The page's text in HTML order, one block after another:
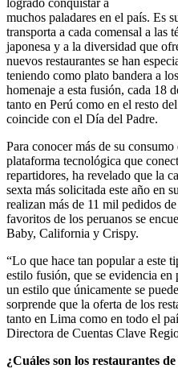
logrado conquistar a
muchos paladares en el país. Es
transporta a cada comensal a las
japonesa y a la diversidad que
nuevos restaurantes se han
teniendo como plato bandera a
homenaje a esta fusión, cada 18
tanto en Perú como en el resto
coincide con el Día del Padre.
Para conocer más de su
plataforma tecnológica que
repartidores, ha revelado que la
sexta más solicitada este año en
realizan más de 11 mil pedidos
favoritos de los peruanos se
Baby, California y Crispy.
“Lo que hace tan popular a este
estilo fusión, que se evidencia
un estilo que únicamente se
sorprende que la oferta de los
tanto en Lima como en todo el
Directora de Cuentas Clave
¿Cuáles son los restaurantes